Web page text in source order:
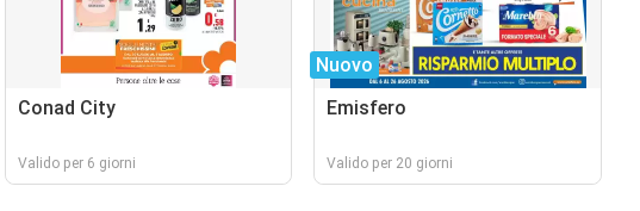
Conad City
Valido per 6 giorni
Nuovo
Emisfero
Valido per 20 giorni